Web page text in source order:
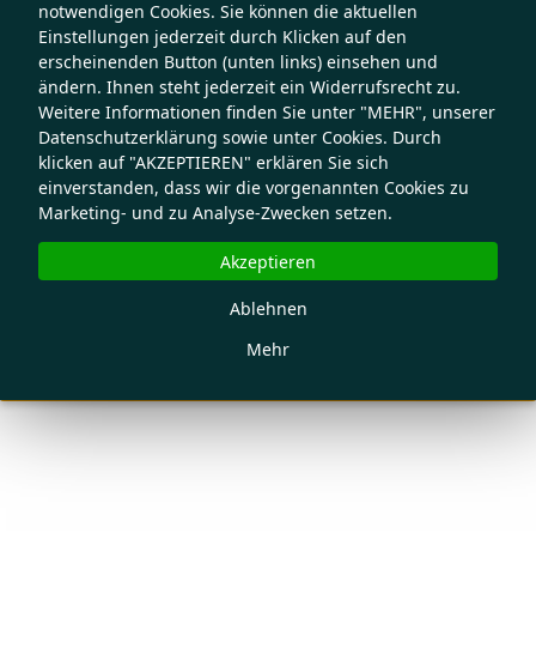
notwendigen Cookies. Sie können die aktuellen
Einstellungen jederzeit durch Klicken auf den
erscheinenden Button (unten links) einsehen und
ändern. Ihnen steht jederzeit ein Widerrufsrecht zu.
Weitere Informationen finden Sie unter "MEHR", unserer
Datenschutzerklärung sowie unter Cookies. Durch
klicken auf "AKZEPTIEREN" erklären Sie sich
einverstanden, dass wir die vorgenannten Cookies zu
Marketing- und zu Analyse-Zwecken setzen.
Mehr
Ablehnen
Akzeptieren